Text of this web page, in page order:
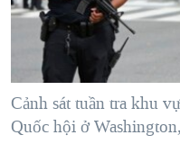
"Tìm"NGƯỜI VIỆT HẢI NGOẠI
ĐỜI SỐNG
KINH TẾ
TẠI
HÀNH TRÌNH BẦU CỬ
MỘT NĂM CHIẾN
GIẢI MÃ VÀNH ĐAI &
NGÀY TỊ NẠN THẾ GIỚI
VIDEO
NGHE
MẠNG XÃ HỘI
Cảnh sát tuần tra khu
Quốc hội ở